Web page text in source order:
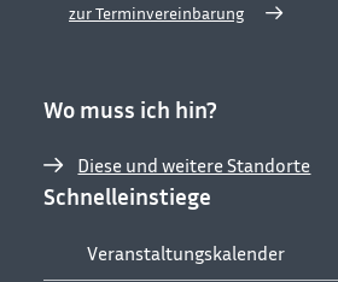
zur Terminvereinbarung
Wo muss ich hin?
Diese und weitere Standorte
Schnelleinstiege
Veranstaltungskalender